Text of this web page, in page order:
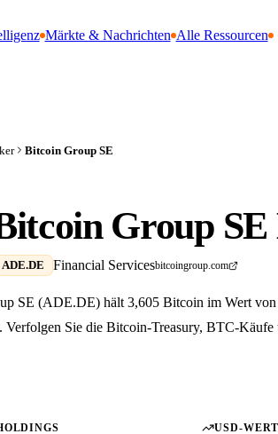
Märkte & Nachrichten Alle Ressourcen
Bitcoin Group SE
Group
ADE.DE Financial Servicesbitcoingroup.com
SE (ADE.DE) hält 3,605 Bitcoin im Wert
Verfolgen Sie die Bitcoin-Treasury, BTC-
USD-WERT